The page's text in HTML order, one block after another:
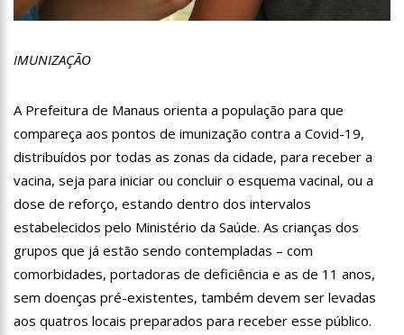
13:07
Greve de ônibus é suspensa a pedido do prefeito de
PIB do Japão registra crescimento pela primeira vez em 3
sentiu
12:37 Agenor Tupinambá fala sobre namoro com Lucas: “Não
houve traição”
12:23
Influenciadora e ex são encontrados mortos em carro no
interior de SP
14:56 Vídeo: Reação de Ana Clara após não pegar buquê em
casamento viraliza: “Filho da put*! Nojento!”
14:52 Procon-AM orienta população que Lei do Troco é válida e
deve ser respeitada
11:59 Empresário ‘Passarão’, dono do porto Chibatão, morre em
IMUNIZAÇÃO
A Prefeitura de Manaus orienta a população para que
compareça aos pontos de imunização contra a Covid-19,
distribuídos por todas as zonas da cidade, para receber a
vacina, seja para iniciar ou concluir o esquema vacinal, ou a
dose de reforço, estando dentro dos intervalos
estabelecidos pelo Ministério da Saúde. As crianças dos
grupos que já estão sendo contempladas – com
comorbidades, portadoras de deficiência e as de 11 anos,
sem doenças pré-existentes, também devem ser levadas
aos quatros locais preparados para receber esse público.